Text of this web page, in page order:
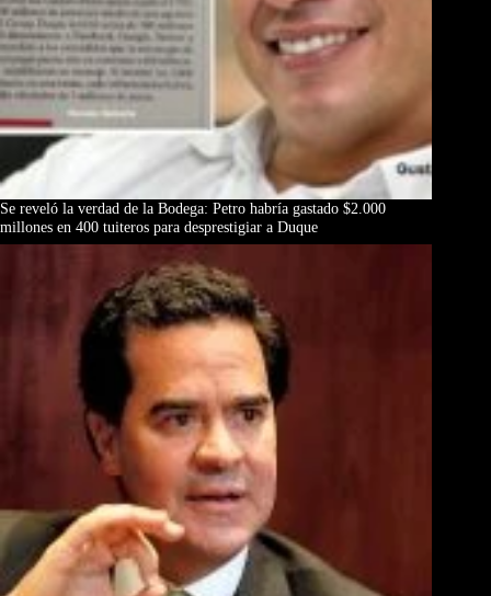
Se reveló la verdad de la Bodega: Petro habría gastado $2.000
millones en 400 tuiteros para desprestigiar a Duque